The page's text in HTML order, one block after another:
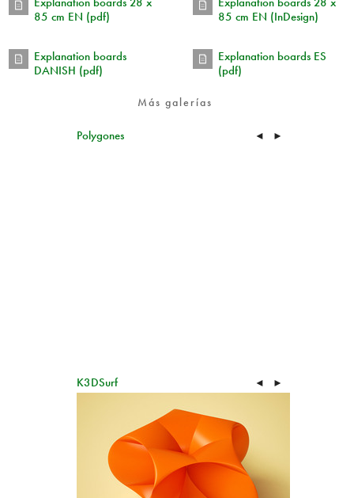
85 cm EN (pdf)
85 cm EN (InDesign)
Explanation boards
DANISH (pdf)
Explanation boards ES
(pdf)
Más galerías
Polygones ◄ ►
K3DSurf ◄ ►